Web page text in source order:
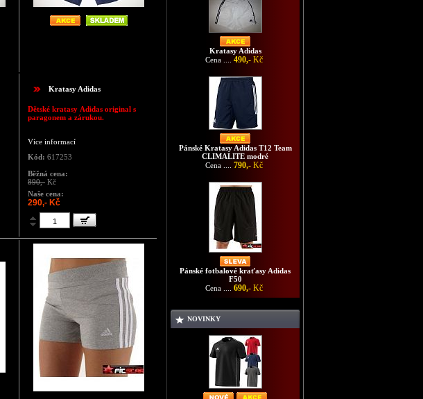
Kratasy Adidas
Dětské kratasy Adidas original s
paragonem a zárukou.
Více informací
Kód: 617253
Běžná cena:
890,- Kč
Naše cena:
290,- Kč
Kratasy Adidas
Cena .... 490,- Kč
Pánské Kratasy Adidas T12 Team
CLIMALITE modré
Cena .... 790,- Kč
Pánské fotbalové kraťasy Adidas
F50
Cena .... 690,- Kč
NOVINKY